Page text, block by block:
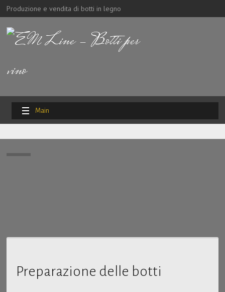
Produzione e vendita di botti in legno
Main
Prodotti
Contatto
Preparazione delle botti